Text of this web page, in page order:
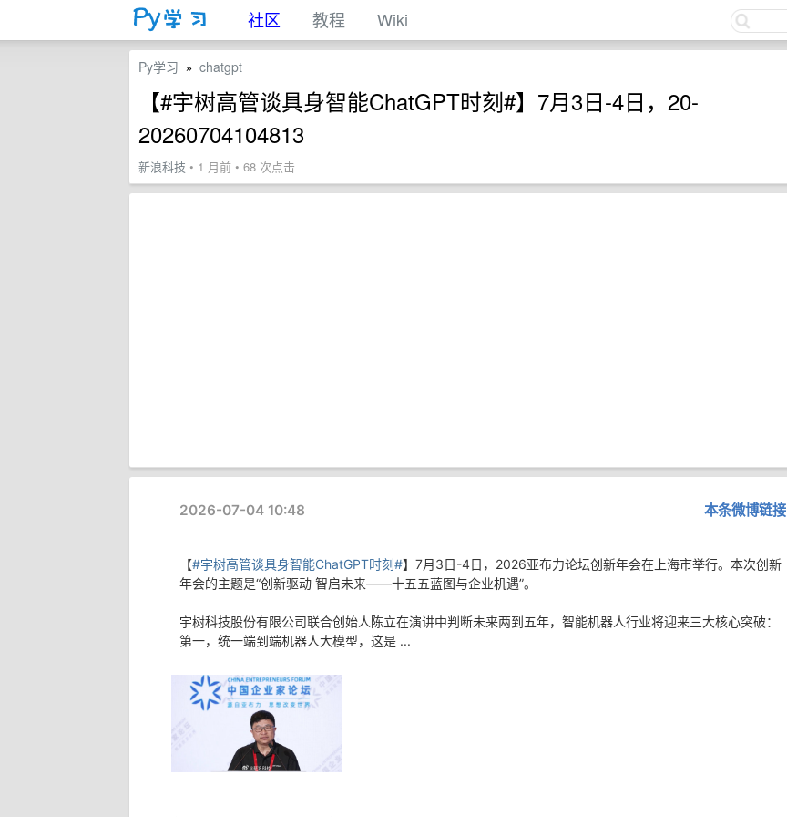
社区 教程 Wiki
Py学习 » chatgpt
【#宇树高管谈具身智能ChatGPT时刻#】7月3日-4日，20-
20260704104813
新浪科技 • 1 月前 • 68 次点击
2026-07-04 10:48 本条微博链接
【#宇树高管谈具身智能ChatGPT时刻#】7月3日-4日，2026亚布力论坛创新年会在上海市举行。本次创新
年会的主题是“创新驱动 智启未来——十五五蓝图与企业机遇”。
宇树科技股份有限公司联合创始人陈立在演讲中判断未来两到五年，智能机器人行业将迎来三大核心突破：
第一，统一端到端机器人大模型，这是 ...